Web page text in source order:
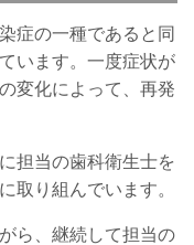
症の一種であると同
います。一度症状が
変化によって、再発
担当の歯科衛生士を
取り組んでいます。
ら、継続して担当の